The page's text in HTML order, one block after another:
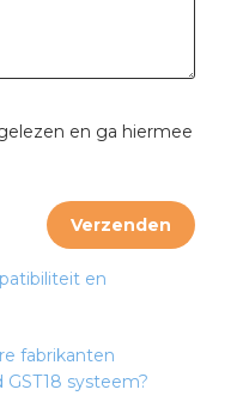
en ga hiermee
Verzenden
en
fabrikanten
systeem?